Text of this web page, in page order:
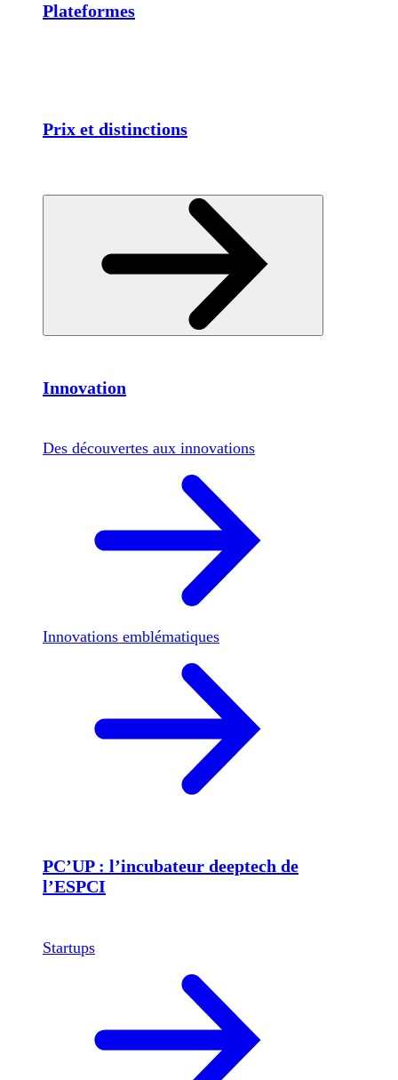
Plateformes
Prix et distinctions
Innovation
Des découvertes aux innovations
Innovations emblématiques
PC’UP : l’incubateur deeptech de
l’ESPCI
Startups